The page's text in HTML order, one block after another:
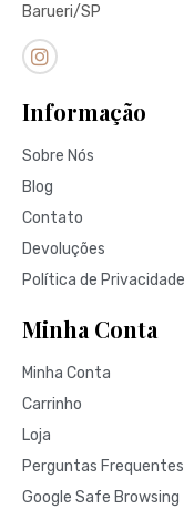
Barueri/SP
Informação
Sobre Nós
Blog
Contato
Devoluções
Política de Privacidade
Minha Conta
Minha Conta
Carrinho
Loja
Perguntas Frequentes
Google Safe Browsing